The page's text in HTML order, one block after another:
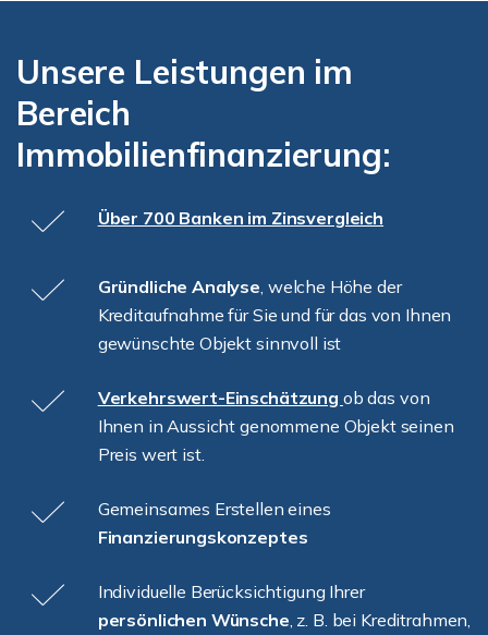
Unsere Leistungen im
Bereich
Immobilienfinanzierung:
Über 700 Banken im Zinsvergleich
Gründliche Analyse, welche Höhe der
Kreditaufnahme für Sie und für das von Ihnen
gewünschte Objekt sinnvoll ist
Verkehrswert-Einschätzung ob das von
Ihnen in Aussicht genommene Objekt seinen
Preis wert ist.
Gemeinsames Erstellen eines
Finanzierungskonzeptes
Individuelle Berücksichtigung Ihrer
persönlichen Wünsche, z. B. bei Kreditrahmen,